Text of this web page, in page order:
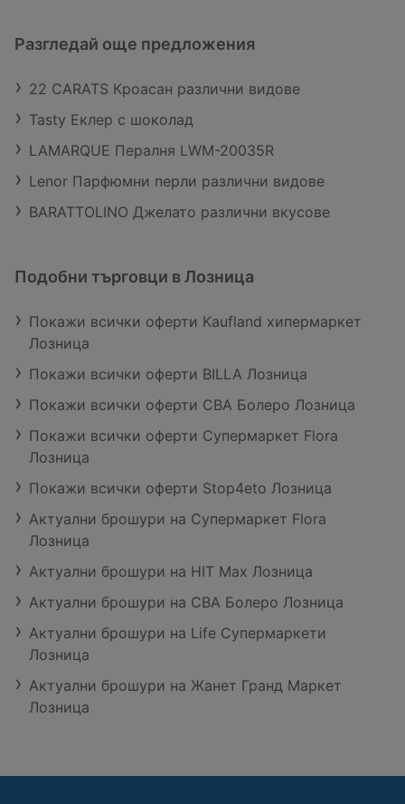
Разгледай още предложения
22 CARATS Кроасан различни видове
Tasty Еклер с шоколад
LAMARQUE Пералня LWM-20035R
Lenor Парфюмни перли различни видове
BARATTOLINO Джелато различни вкусове
Подобни търговци в Лозница
Покажи всички оферти Kaufland хипермаркет
Лозница
Покажи всички оферти BILLA Лозница
Покажи всички оферти CBA Болеро Лозница
Покажи всички оферти Супермаркет Flora
Лозница
Покажи всички оферти Stop4eto Лозница
Актуални брошури на Супермаркет Flora
Лозница
Актуални брошури на HIT Max Лозница
Актуални брошури на CBA Болеро Лозница
Актуални брошури на Life Супермаркети
Лозница
Актуални брошури на Жанет Гранд Маркет
Лозница